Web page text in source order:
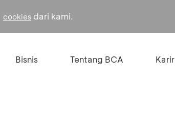
cookies dari kami.
Bisnis Tentang BCA Karir